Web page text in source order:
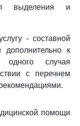
выделения и
- составной
к
случая
с перечнем
помощи